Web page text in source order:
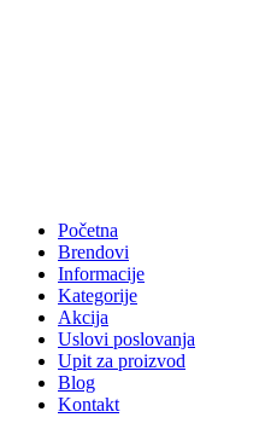
Početna
Brendovi
Informacije
Kategorije
Akcija
Uslovi poslovanja
Upit za proizvod
Blog
Kontakt